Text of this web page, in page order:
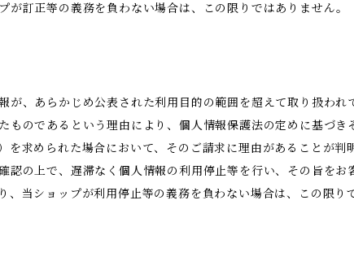
訂正等の義務を負わない場合は、この限りではありません。
が、あらかじめ公表された利用目的の範囲を超えて取り扱われ
ものであるという理由により、個人情報保護法の定めに基づき
を求められた場合において、そのご請求に理由があることが判
認の上で、遅滞なく個人情報の利用停止等を行い、その旨をお
、当ショップが利用停止等の義務を負わない場合は、この限り